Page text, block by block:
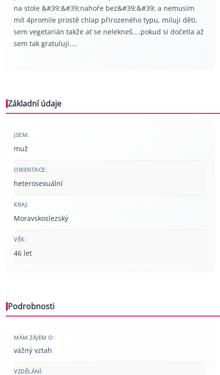
na stole &#39;&#39;nahoře bez&#39;&#39; a nemusím
mít 4promile prostě chlap přirozeného typu, miluji děti,
sem vegetarián takže ať se nelekneš....pokud si dočetla až
sem tak gratuluji....
Základní údaje
JSEM:
muž
ORIENTACE:
heterosexuální
KRAJ:
Moravskoslezský
VĚK:
46 let
Podrobnosti
MÁM ZÁJEM O:
vážný vztah
VZDĚLÁNÍ: